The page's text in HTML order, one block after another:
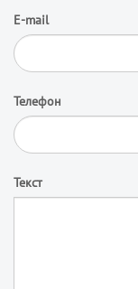
E-mail
Телефон
Текст